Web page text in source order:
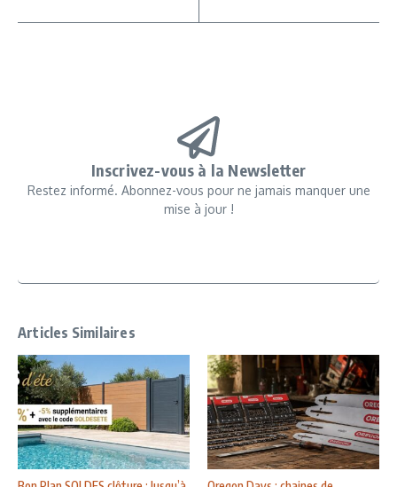
Inscrivez-vous à la Newsletter
Restez informé. Abonnez-vous pour ne jamais manquer une
mise à jour !
Articles Similaires